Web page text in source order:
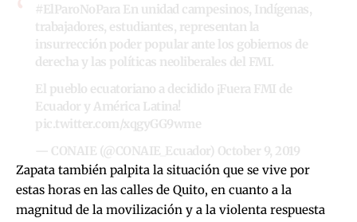
#ElParoNoParaEn unidad campesinos, Indígenas,
trabajadores, estudiantes, representan la
insurrección poder popular ante los gobiernos de
derecha y las políticas neoliberales del FMI.
El pueblo ecuatoriano a decidido ¡Fuera FMI de
Ecuador y América Latina!
pic.twitter.com/xqgyGG9wme
— CONAIE (@CONAIE_Ecuador) October 9, 2019
Zapata también palpita la situación que se vive por
estas horas en las calles de Quito, en cuanto a la
magnitud de la movilización y a la violenta respuesta